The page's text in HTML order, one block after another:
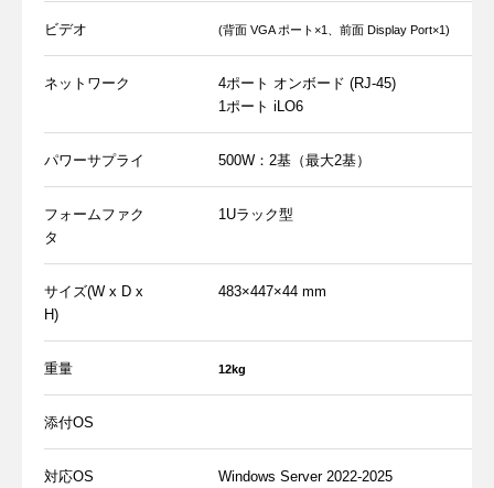
ビデオ (背面 VGA ポート×1、前面 Display Port×1)
ネットワーク
4ポート オンボード (RJ-45)
1ポート iLO6
パワーサプライ 500W：2基（最大2基）
フォームファク
タ
1Uラック型
サイズ(W x D x
H)
483×447×44 mm
重量 12kg
添付OS
対応OS
Windows Server 2022-2025